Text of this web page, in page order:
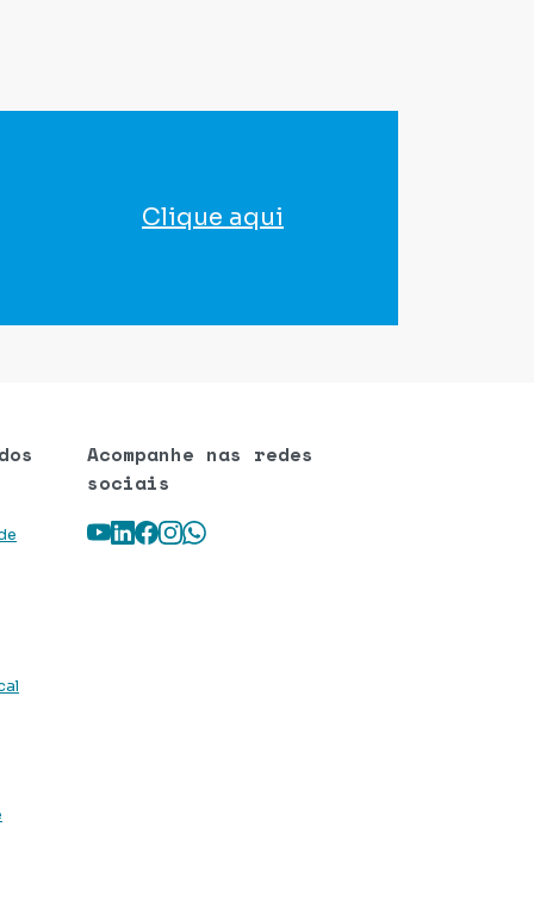
Clique aqui
Acompanhe nas redes
sociais
Youtube
LinkedIn
Facebook
Instagram
WhatsApp